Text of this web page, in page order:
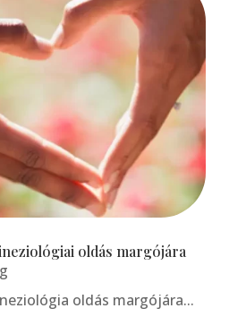
oldás margójára
oldás margójára...